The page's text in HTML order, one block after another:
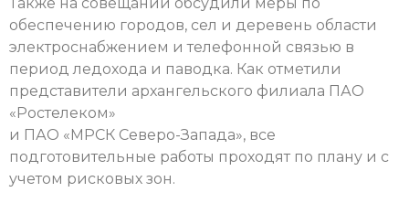
обеспечению городов, сел и деревень области
электроснабжением и телефонной связью в
период ледохода и паводка. Как отметили
представители архангельского филиала ПАО
«Ростелеком»
и ПАО «МРСК Северо-Запада», все
подготовительные работы проходят по плану и с
учетом рисковых зон.